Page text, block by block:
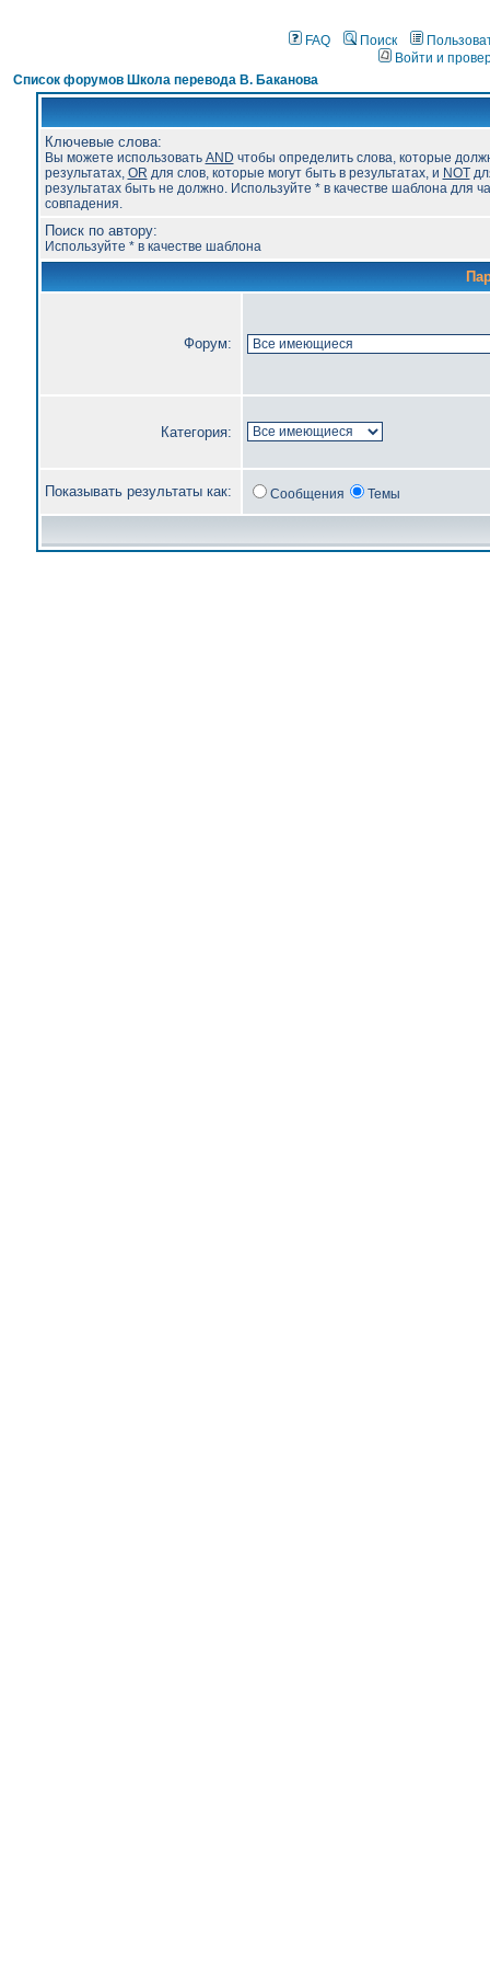
FAQ Поиск
Войти и
Список форумов Школа перевода В. Баканова
Ключевые слова:
Вы можете использовать AND чтобы определить слова, которые
результатах, OR для слов, которые могут быть в результатах, и NOT
результатах быть не должно. Используйте * в качестве шаблона для
совпадения.
Поиск по автору:
Используйте * в качестве шаблона
Форум:
Категория:
Показывать результаты как: Сообщения Темы